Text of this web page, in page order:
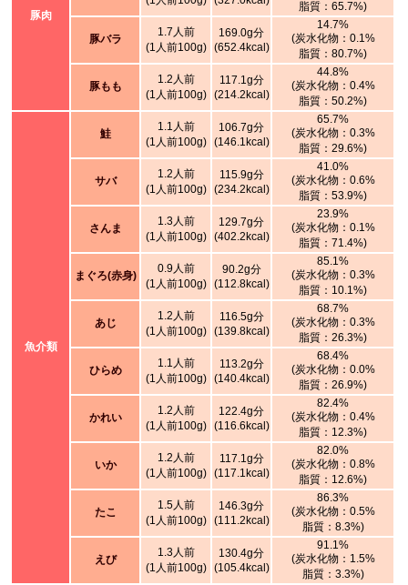
豚肉
脂質：65.7%)
豚バラ
1.7人前
(1人前100g)
169.0g分
(652.4kcal)
14.7%
(炭水化物：0.1%
脂質：80.7%)
豚もも
1.2人前
(1人前100g)
117.1g分
(214.2kcal)
44.8%
(炭水化物：0.4%
脂質：50.2%)
魚介類
鮭
1.1人前
(1人前100g)
106.7g分
(146.1kcal)
65.7%
(炭水化物：0.3%
脂質：29.6%)
サバ
1.2人前
(1人前100g)
115.9g分
(234.2kcal)
41.0%
(炭水化物：0.6%
脂質：53.9%)
さんま
1.3人前
(1人前100g)
129.7g分
(402.2kcal)
23.9%
(炭水化物：0.1%
脂質：71.4%)
まぐろ(赤身)
0.9人前
(1人前100g)
90.2g分
(112.8kcal)
85.1%
(炭水化物：0.3%
脂質：10.1%)
あじ
1.2人前
(1人前100g)
116.5g分
(139.8kcal)
68.7%
(炭水化物：0.3%
脂質：26.3%)
ひらめ
1.1人前
(1人前100g)
113.2g分
(140.4kcal)
68.4%
(炭水化物：0.0%
脂質：26.9%)
かれい
1.2人前
(1人前100g)
122.4g分
(116.6kcal)
82.4%
(炭水化物：0.4%
脂質：12.3%)
いか
1.2人前
(1人前100g)
117.1g分
(117.1kcal)
82.0%
(炭水化物：0.8%
脂質：12.6%)
たこ
1.5人前
(1人前100g)
146.3g分
(111.2kcal)
86.3%
(炭水化物：0.5%
脂質：8.3%)
えび
1.3人前
(1人前100g)
130.4g分
(105.4kcal)
91.1%
(炭水化物：1.5%
脂質：3.3%)